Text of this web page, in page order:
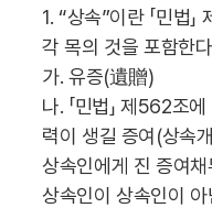
1. “상속”이란 「민법
각 목의 것을 포함한
가. 유증(遺贈)
나. 「민법」 제562조
력이 생길 증여(상속
상속인에게 진 증여
상속인이 상속인이